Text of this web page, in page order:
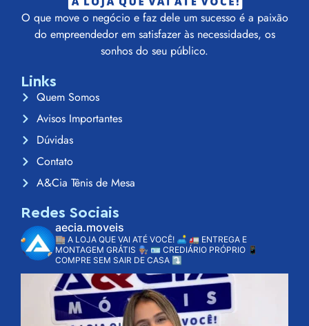
O que move o negócio e faz dele um sucesso é a paixão
do empreendedor em satisfazer às necessidades, os
sonhos do seu público.
Links
Quem Somos
Avisos Importantes
Dúvidas
Contato
A&Cia Tênis de Mesa
Redes Sociais
aecia.moveis
🏬 A LOJA QUE VAI ATÉ VOCÊ! 🛋️ 🚛 ENTREGA E
MONTAGEM GRÁTIS 👨🏽‍🔧 🪪 CREDIÁRIO PRÓPRIO 📱
COMPRE SEM SAIR DE CASA ⤵️